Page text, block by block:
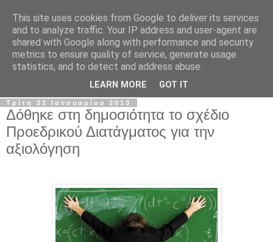
Σ.Ι.Ε.Λ.Β.Ε.
Ο επίσημος ιστότοπος του Συλλόγου Ιδιωτικών
Εκπαιδευτικών Λειτουργών Βόρειας Ελλάδας
Τρίτη 22 Ιανουαρίου 2013
Δόθηκε στη δημοσιότητα το σχέδιο
Προεδρικού Διατάγματος για την
αξιολόγηση
This site uses cookies from Google to deliver its services
and to analyze traffic. Your IP address and user-agent are
shared with Google along with performance and security
metrics to ensure quality of service, generate usage
statistics, and to detect and address abuse.
LEARN MORE GOT IT